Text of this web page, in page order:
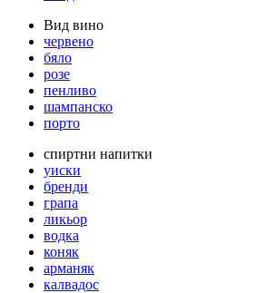
Вид вино
червено
бяло
розе
пенливо
шампанско
порто
спиртни напитки
уиски
бренди
грапа
ликьор
водка
коняк
арманяк
калвадос